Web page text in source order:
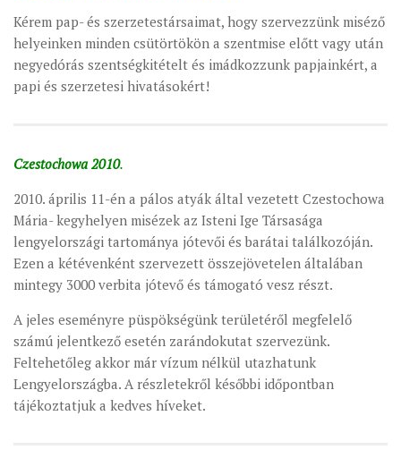
Kérem pap- és szerzetestársaimat, hogy szervezzünk miséző
helyeinken minden csütörtökön a szentmise előtt vagy után
negyedórás szentségkitételt és imádkozzunk papjainkért, a
papi és szerzetesi hivatásokért!
Czestochowa 2010.
2010. április 11-én a pálos atyák által vezetett Czestochowa
Mária- kegyhelyen misézek az Isteni Ige Társasága
lengyelországi tartománya jótevői és barátai találkozóján.
Ezen a kétévenként szervezett összejövetelen általában
mintegy 3000 verbita jótevő és támogató vesz részt.
A jeles eseményre püspökségünk területéről megfelelő
számú jelentkező esetén zarándokutat szervezünk.
Feltehetőleg akkor már vízum nélkül utazhatunk
Lengyelországba. A részletekről későbbi időpontban
tájékoztatjuk a kedves híveket.